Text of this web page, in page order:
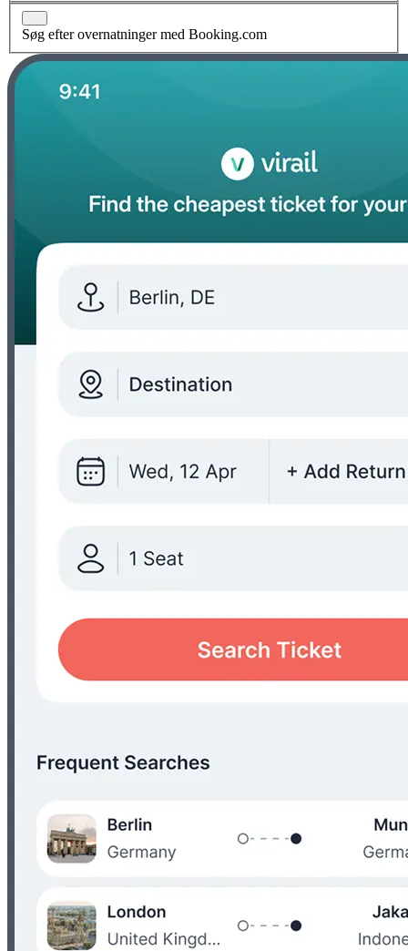
Søg efter overnatninger med Booking.com